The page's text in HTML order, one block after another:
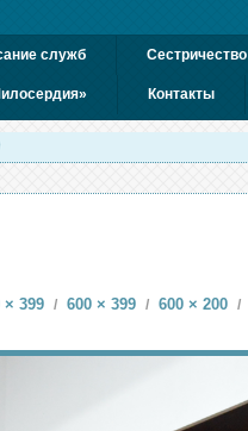
служб Сестричество
Контакты
× 399 / 600 × 399 / 600 × 200 /